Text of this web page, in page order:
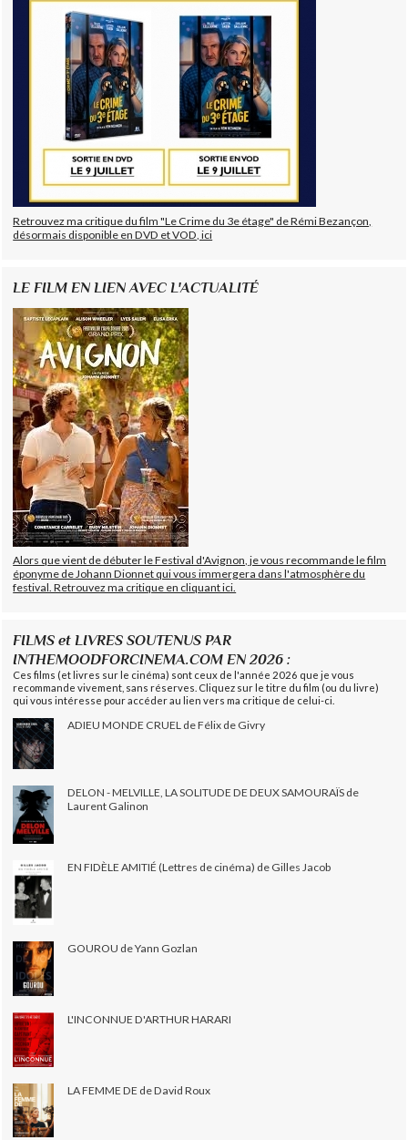
Retrouvez ma critique du film "Le Crime du 3e étage" de Rémi Bezançon,
désormais disponible en DVD et VOD, ici
LE FILM EN LIEN AVEC L'ACTUALITÉ
Alors que vient de débuter le Festival d'Avignon, je vous recommande le film
éponyme de Johann Dionnet qui vous immergera dans l'atmosphère du
festival. Retrouvez ma critique en cliquant ici.
FILMS et LIVRES SOUTENUS PAR
INTHEMOODFORCINEMA.COM EN 2026 :
Ces films (et livres sur le cinéma) sont ceux de l'année 2026 que je vous
recommande vivement, sans réserves. Cliquez sur le titre du film (ou du livre)
qui vous intéresse pour accéder au lien vers ma critique de celui-ci.
ADIEU MONDE CRUEL de Félix de Givry
DELON - MELVILLE, LA SOLITUDE DE DEUX SAMOURAÏS de
Laurent Galinon
EN FIDÈLE AMITIÉ (Lettres de cinéma) de Gilles Jacob
GOUROU de Yann Gozlan
L'INCONNUE D'ARTHUR HARARI
LA FEMME DE de David Roux